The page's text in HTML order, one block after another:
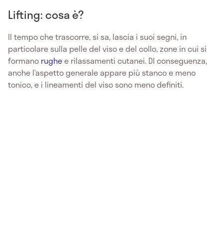
Lifting: cosa è?
Il tempo che trascorre, si sa, lascia i suoi segni, in
particolare sulla pelle del viso e del collo, zone in cui si
formano rughee rilassamenti cutanei. DI conseguenza,
anche l’aspetto generale appare più stanco e meno
tonico, e i lineamenti del viso sono meno definiti.